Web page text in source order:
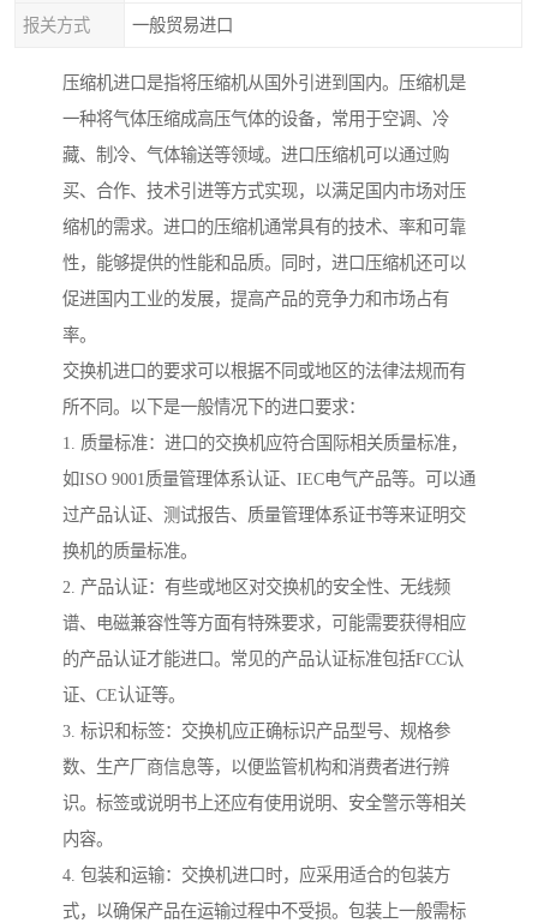
报关方式 一般贸易进口
压缩机进口是指将压缩机从国外引进到国内。压缩机是
一种将气体压缩成高压气体的设备，常用于空调、冷
藏、制冷、气体输送等领域。进口压缩机可以通过购
买、合作、技术引进等方式实现，以满足国内市场对压
缩机的需求。进口的压缩机通常具有的技术、率和可靠
性，能够提供的性能和品质。同时，进口压缩机还可以
促进国内工业的发展，提高产品的竞争力和市场占有
率。
交换机进口的要求可以根据不同或地区的法律法规而有
所不同。以下是一般情况下的进口要求：
1. 质量标准：进口的交换机应符合国际相关质量标准，
如ISO 9001质量管理体系认证、IEC电气产品等。可以通
过产品认证、测试报告、质量管理体系证书等来证明交
换机的质量标准。
2. 产品认证：有些或地区对交换机的安全性、无线频
谱、电磁兼容性等方面有特殊要求，可能需要获得相应
的产品认证才能进口。常见的产品认证标准包括FCC认
证、CE认证等。
3. 标识和标签：交换机应正确标识产品型号、规格参
数、生产厂商信息等，以便监管机构和消费者进行辨
识。标签或说明书上还应有使用说明、安全警示等相关
内容。
4. 包装和运输：交换机进口时，应采用适合的包装方
式，以确保产品在运输过程中不受损。包装上一般需标